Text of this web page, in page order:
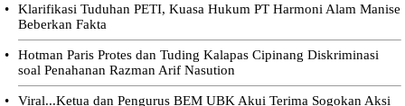
•
Klarifikasi Tuduhan PETI, Kuasa Hukum PT Harmoni Alam Manise
Beberkan Fakta
•
Hotman Paris Protes dan Tuding Kalapas Cipinang Diskriminasi
soal Penahanan Razman Arif Nasution
•
Viral...Ketua dan Pengurus BEM UBK Akui Terima Sogokan Aksi